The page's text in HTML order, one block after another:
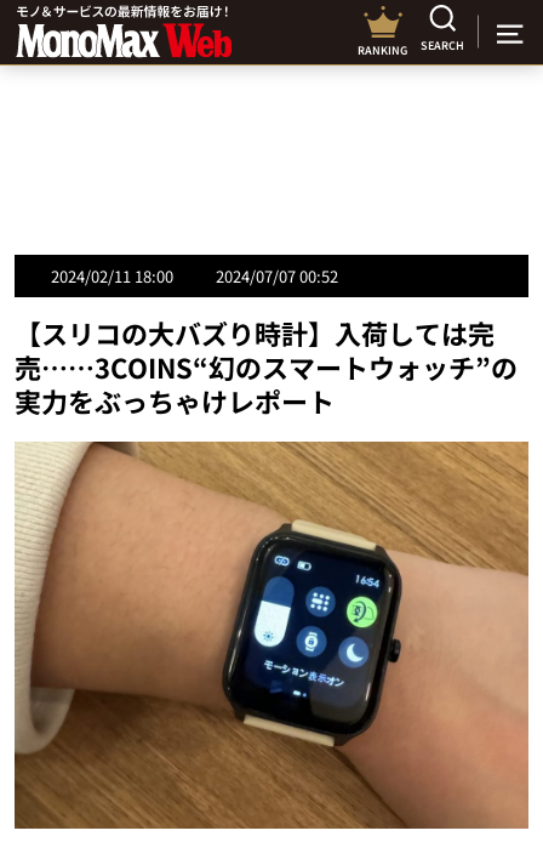
RANKING SEARCH
2024/02/11 18:00 2024/07/07 00:52
【スリコの大バズり時計】入荷しては完
売……3COINS“幻のスマートウォッチ”の
実力をぶっちゃけレポート